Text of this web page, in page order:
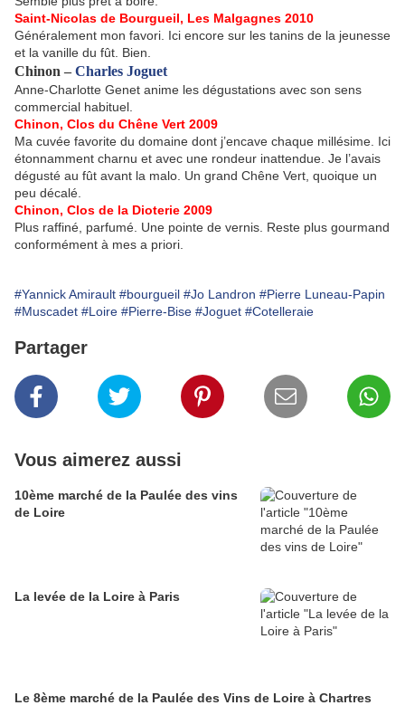
Saint-Nicolas de Bourgueil, Les Malgagnes 2010
Généralement mon favori. Ici encore sur les tanins de la jeunesse
et la vanille du fût. Bien.
Chinon – Charles Joguet
Anne-Charlotte Genet anime les dégustations avec son sens
commercial habituel.
Chinon, Clos du Chêne Vert 2009
Ma cuvée favorite du domaine dont j’encave chaque millésime. Ici
étonnamment charnu et avec une rondeur inattendue. Je l’avais
dégusté au fût avant la malo. Un grand Chêne Vert, quoique un
peu décalé.
Chinon, Clos de la Dioterie 2009
Plus raffiné, parfumé. Une pointe de vernis. Reste plus gourmand
conformément à mes a priori.
#Yannick Amirault #bourgueil #Jo Landron #Pierre Luneau-Papin
#Muscadet #Loire #Pierre-Bise #Joguet #Cotelleraie
Partager
Vous aimerez aussi
10ème marché de la Paulée des vins
de Loire
La levée de la Loire à Paris
Le 8ème marché de la Paulée des Vins de Loire à Chartres